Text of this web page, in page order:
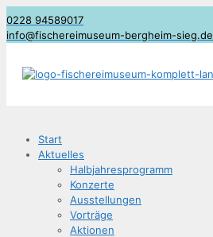
0228 94589017
info@fischereimuseum-bergheim-sieg.de
Start
Aktu­el­les
Halb­jah­res­pro­gramm
Kon­zer­te
Aus­stel­lun­gen
Vor­trä­ge
Aktio­nen